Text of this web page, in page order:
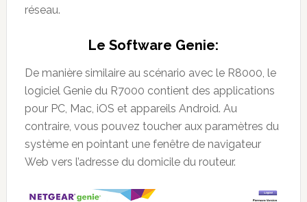
réseau.
Le Software Genie:
De manière similaire au scénario avec le R8000, le
logiciel Genie du R7000 contient des applications
pour PC, Mac, iOS et appareils Android. Au
contraire, vous pouvez toucher aux paramètres du
système en pointant une fenêtre de navigateur
Web vers l’adresse du domicile du routeur.